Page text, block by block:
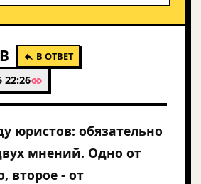
В ОТВЕТ
22:26
юристов: обязательно
мнений. Одно от
второе - от